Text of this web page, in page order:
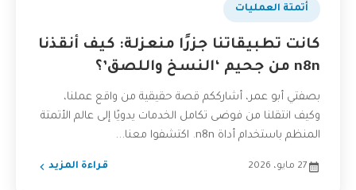
أتمتة العمليات
كانت تطبيقاتنا جزرًا منعزلة: كيف أنقذنا
n8n من جحيم ‘النسخ واللصق’؟
بصفتي أبو عمر، أشارككم قصة حقيقية من واقع عملنا،
وكيف انتقلنا من فوضى تكامل الخدمات يدويًا إلى عالم الأتمتة
المنظم باستخدام أداة n8n. اكتشفوا معنا...
27 مايو، 2026 قراءة المزيد